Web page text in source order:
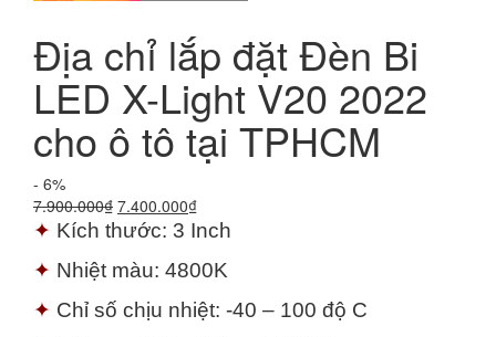
Địa chỉ lắp đặt Đèn Bi
LED X-Light V20 2022
cho ô tô tại TPHCM
- 6%
7.900.000₫ Giá
gốc
7.900.000₫.
7.400.000₫Giá
hiện
là:
✦ Kích thước: 3 Inch
✦ Nhiệt màu: 4800K
✦ Chỉ số chịu nhiệt: -40 – 100 độ C